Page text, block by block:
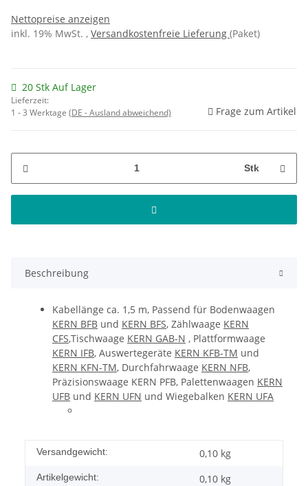
Nettopreise anzeigen
inkl. 19% MwSt. , Versandkostenfreie Lieferung (Paket)
20 Stk Auf Lager
Lieferzeit:
1 - 3 Werktage (DE - Ausland abweichend) Frage zum Artikel
Stk
Beschreibung
Kabellänge ca. 1,5 m, Passend für Bodenwaagen
KERN BFB und KERN BFS, Zählwaage KERN
CFS,Tischwaage KERN GAB-N , Plattformwaage
KERN IFB, Auswertegeräte KERN KFB-TM und
KERN KFN-TM, Durchfahrwaage KERN NFB,
Präzisionswaage KERN PFB, Palettenwaagen KERN
UFB und KERN UFN und Wiegebalken KERN UFA
Versandgewicht: 0,10 kg
Artikelgewicht: 0,10 kg